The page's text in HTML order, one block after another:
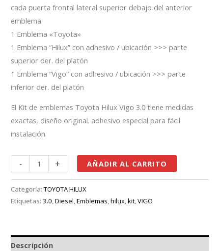
cada puerta frontal lateral superior debajo del anterior
emblema
1 Emblema «Toyota»
1 Emblema “Hilux” con adhesivo / ubicación >>> parte
superior der. del platón
1 Emblema “Vigo” con adhesivo / ubicación >>> parte
inferior der. del platón
El Kit de emblemas Toyota Hilux Vigo 3.0 tiene medidas
exactas, diseño original. adhesivo especial para fácil
instalación.
- + AÑADIR AL CARRITO
Categoría:TOYOTA HILUX
Etiquetas:3.0,Diesel,Emblemas,hilux,kit,VIGO
Descripción